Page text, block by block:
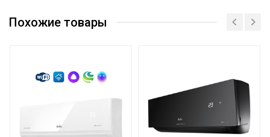
Управление c
Опция доступна при
Вес товара с упаковкой
Высота упаковки товара
44
Похожие товары